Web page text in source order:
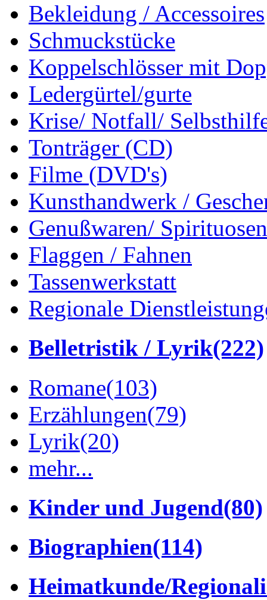
Bekleidung / Accessoires
Schmuckstücke
Koppelschlösser mit
Ledergürtel/gurte
Krise/ Notfall/
Tonträger (CD)
Filme (DVD's)
Kunsthandwerk /
Genußwaren/ Spirituosen
Flaggen / Fahnen
Tassenwerkstatt
Regionale
Belletristik / Lyrik(222)
Romane(103)
Erzählungen(79)
Lyrik(20)
mehr...
Kinder und Jugend(80)
Biographien(114)
Heimatkunde/